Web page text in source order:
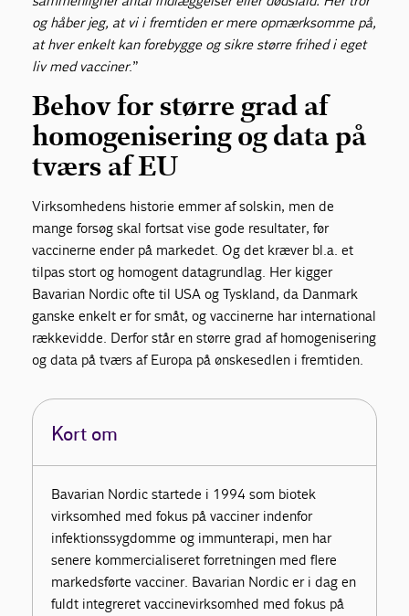
og håber jeg, at vi i fremtiden er mere opmærksomme på,
at hver enkelt kan forebygge og sikre større frihed i eget
liv med vacciner.”
Behov for større grad af
homogenisering og data på
tværs af EU
Virksomhedens historie emmer af solskin, men de
mange forsøg skal fortsat vise gode resultater, før
vaccinerne ender på markedet. Og det kræver bl.a. et
tilpas stort og homogent datagrundlag. Her kigger
Bavarian Nordic ofte til USA og Tyskland, da Danmark
ganske enkelt er for småt, og vaccinerne har international
rækkevidde. Derfor står en større grad af homogenisering
og data på tværs af Europa på ønskesedlen i fremtiden.
Kort om
Bavarian Nordic startede i 1994 som biotek
virksomhed med fokus på vacciner indenfor
infektionssygdomme og immunterapi, men har
senere kommercialiseret forretningen med flere
markedsførte vacciner. Bavarian Nordic er i dag en
fuldt integreret vaccinevirksomhed med fokus på